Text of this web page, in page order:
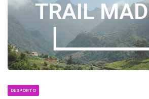
DESPORTO